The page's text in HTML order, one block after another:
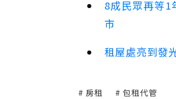
8成民眾再等1
市
租屋處亮到發
房租 包租代管